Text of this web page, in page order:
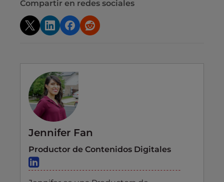
Compartir en redes sociales
Jennifer Fan
Productor de Contenidos Digitales